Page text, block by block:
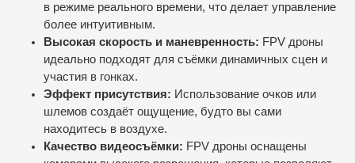
в режиме реального времени, что делает управление
более интуитивным.
Высокая скорость и маневренность: FPV дроны
идеально подходят для съёмки динамичных сцен и
участия в гонках.
Эффект присутствия: Использование очков или
шлемов создаёт ощущение, будто вы сами
находитесь в воздухе.
Качество видеосъёмки: FPV дроны оснащены